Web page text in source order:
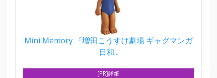
Mini Memory 『増田こうすけ劇場 ギャグマンガ
日和...
[PR]詳細